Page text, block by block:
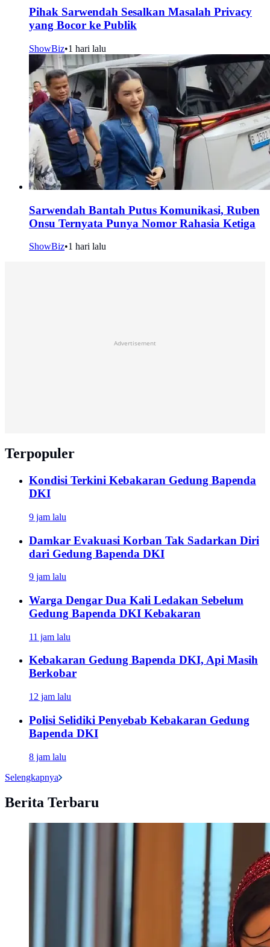
Pihak Sarwendah Sesalkan Masalah Privacy
yang Bocor ke Publik
ShowBiz•1 hari lalu
Sarwendah Bantah Putus Komunikasi, Ruben
Onsu Ternyata Punya Nomor Rahasia Ketiga
ShowBiz•1 hari lalu
Advertisement
Terpopuler
Kondisi Terkini Kebakaran Gedung Bapenda
DKI
9 jam lalu
Damkar Evakuasi Korban Tak Sadarkan Diri
dari Gedung Bapenda DKI
9 jam lalu
Warga Dengar Dua Kali Ledakan Sebelum
Gedung Bapenda DKI Kebakaran
11 jam lalu
Kebakaran Gedung Bapenda DKI, Api Masih
Berkobar
12 jam lalu
Polisi Selidiki Penyebab Kebakaran Gedung
Bapenda DKI
8 jam lalu
Selengkapnya
Berita Terbaru